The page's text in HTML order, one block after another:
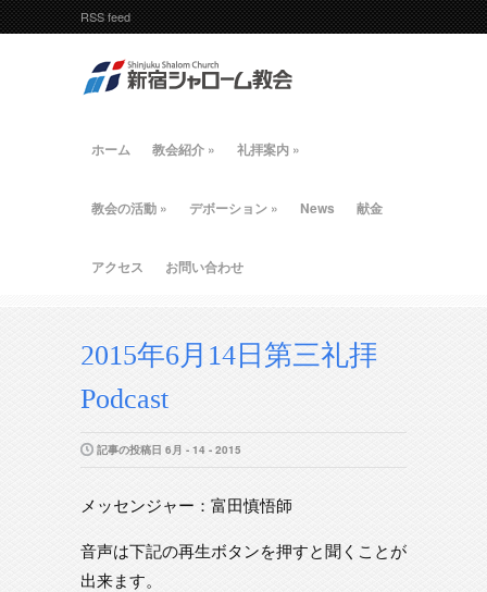
RSS feed
ホーム 教会紹介 » 礼拝案内 »
教会の活動 » デボーション » News 献金
アクセス お問い合わせ
2015年6月14日第三礼拝
Podcast
記事の投稿日 6月 - 14 - 2015
メッセンジャー：富田慎悟師
音声は下記の再生ボタンを押すと聞くことが
出来ます。